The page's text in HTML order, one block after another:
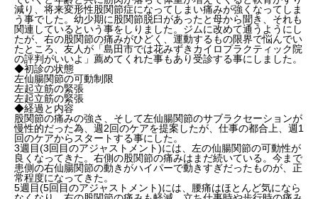
減り、将来変形性股関節症になってしまい痛みが強くなってしま
う事でした。幼少期に股関節脱臼があったと母から聞き、それも
関連しているという事をしりました。ジムに改めて通うようにし
たが、右の股関節の痛みがひどく、運動するもの限界で悩んでい
たところ、友人が「島田市では花みずきカイロプラクティック院
の評判がいいよ」薦めてくれた事もあり受診する事にしました。
◆初診の状態
左仙腸関節の可動制限
左起立筋の緊張
左起立筋の緊張
◆経過と内容
股関節の痛みの強さ、そして左仙腸関節のサブラクセーションが
慢性的だった為、週2回のケアを提案したが、仕事の都合上、週1
回のケアからスタートする事にした。
3週目(3回目のアジャストメント)には、左の仙腸関節の可動性が
良くなってきた。右側の股関節の痛みはまだ続いている。今まで
患側の右仙腸関節の動きがハイパーで動きすぎだったものが、正
常程度になってきた。
5週目(5回目のアジャストメント)には、腰痛はほとんど気になら